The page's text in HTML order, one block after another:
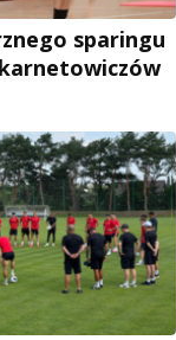
sparingu